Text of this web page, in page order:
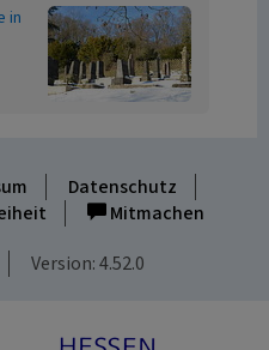
in
Datenschutz
Mitmachen
Version: 4.52.0